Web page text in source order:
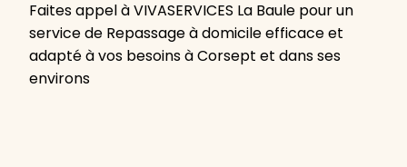
Faites appel à VIVASERVICES La Baule pour un
service de Repassage à domicile efficace et
adapté à vos besoins à Corsept et dans ses
environs